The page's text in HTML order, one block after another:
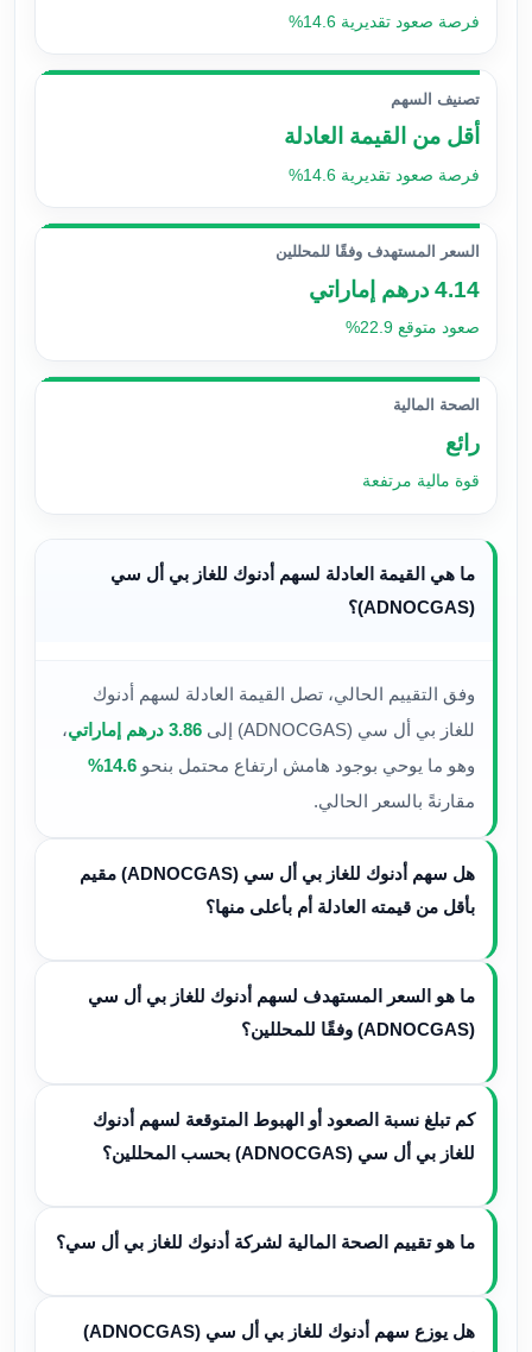
فرصة صعود تقديرية 14.6%
تصنيف السهم
أقل من القيمة العادلة
فرصة صعود تقديرية 14.6%
السعر المستهدف وفقًا للمحللين
4.14 درهم إماراتي
صعود متوقع 22.9%
الصحة المالية
رائع
قوة مالية مرتفعة
ما هي القيمة العادلة لسهم أدنوك للغاز بي أل سي
(ADNOCGAS)؟
وفق التقييم الحالي، تصل القيمة العادلة لسهم أدنوك
للغاز بي أل سي (ADNOCGAS) إلى
3.86 درهم إماراتي
،
وهو ما يوحي بوجود هامش ارتفاع محتمل بنحو14.6%
مقارنةً بالسعر الحالي.
هل سهم أدنوك للغاز بي أل سي (ADNOCGAS) مقيم
بأقل من قيمته العادلة أم بأعلى منها؟
ما هو السعر المستهدف لسهم أدنوك للغاز بي أل سي
(ADNOCGAS) وفقًا للمحللين؟
كم تبلغ نسبة الصعود أو الهبوط المتوقعة لسهم أدنوك
للغاز بي أل سي (ADNOCGAS) بحسب المحللين؟
ما هو تقييم الصحة المالية لشركة أدنوك للغاز بي أل سي؟
هل يوزع سهم أدنوك للغاز بي أل سي (ADNOCGAS)